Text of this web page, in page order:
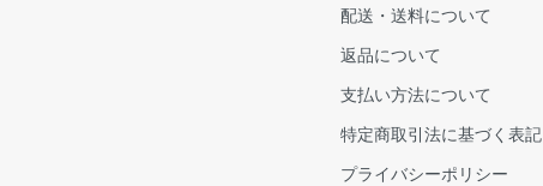
配送・送料について
返品について
支払い方法について
特定商取引法に基づく表記
プライバシーポリシー